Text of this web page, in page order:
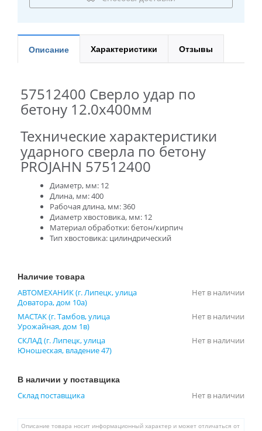
Описание Характеристики Отзывы
57512400 Сверло удар по
бетону 12.0х400мм
Технические характеристики
ударного сверла по бетону
PROJAHN 57512400
Диаметр, мм: 12
Длина, мм: 400
Рабочая длина, мм: 360
Диаметр хвостовика, мм: 12
Материал обработки: бетон/кирпич
Тип хвостовика: цилиндрический
Наличие товара
АВТОМЕХАНИК (г. Липецк, улица
Доватора, дом 10а)
Нет в наличии
МАСТАК (г. Тамбов, улица
Урожайная, дом 1в)
Нет в наличии
СКЛАД (г. Липецк, улица
Юношеская, владение 47)
Нет в наличии
В наличии у поставщика
Склад поставщика Нет в наличии
Описание товара носит информационный характер и может отличаться от